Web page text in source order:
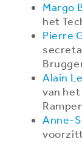
Margo
het
Pierre
Alain
van
Anne-